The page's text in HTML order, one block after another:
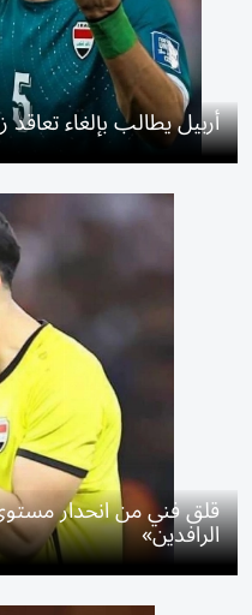
أربيل يطالب بإلغاء
قلق فني من انحدار
الرافدين»